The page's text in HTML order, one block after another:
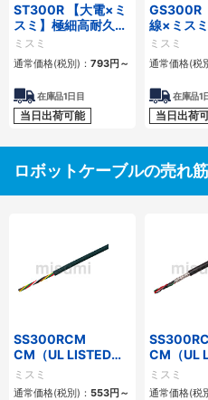
ST300R 【大電×ミ
スミ】極細高耐久ロ
ボットケーブル（シ
ールド無・有）
ミスミ
通常価格(税別)： 793円 ～
在庫品1日目
当日出荷可能
GS300R
線×ミス
曲銅合金
ーブル（
無・有）
ミスミ
通常価格(税
在庫品1
当日出荷
ロボットケーブルの売れ
SS300RCM
CM（UL LISTED規
格・NEPA対応） 小
径
ミスミ
通常価格(税別)： 553円 ～
CM（UL
格・
径 シール
ミスミ
通常価格(税